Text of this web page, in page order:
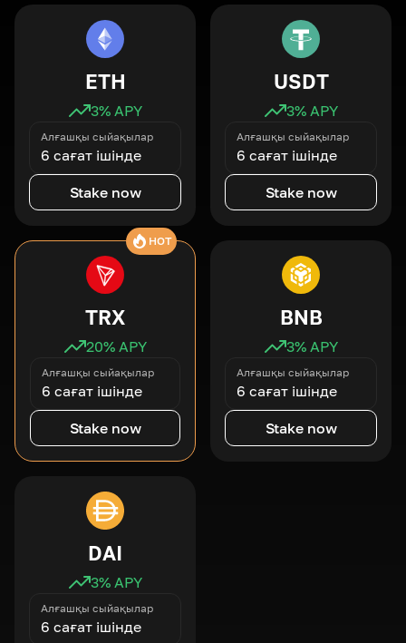
ETH
3% APY
Алғашқы сыйақылар
6 сағат ішінде
Stake now
USDT
3% APY
Алғашқы сыйақылар
6 сағат ішінде
Stake now
HOT
TRX
20% APY
Алғашқы сыйақылар
6 сағат ішінде
Stake now
BNB
3% APY
Алғашқы сыйақылар
6 сағат ішінде
Stake now
DAI
3% APY
Алғашқы сыйақылар
6 сағат ішінде